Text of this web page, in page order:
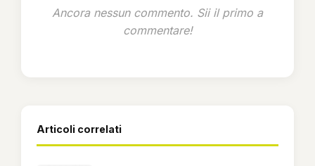
Ancora nessun commento. Sii il primo a
commentare!
Articoli correlati